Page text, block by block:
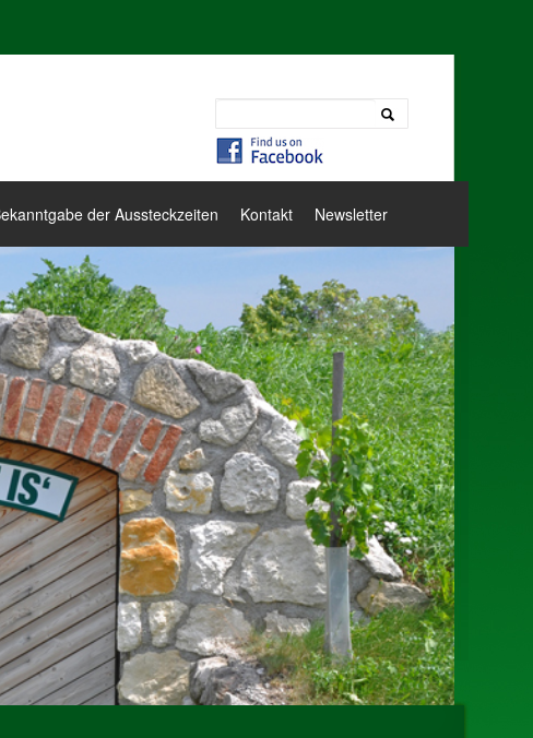
der Aussteckzeiten Kontakt Newsletter